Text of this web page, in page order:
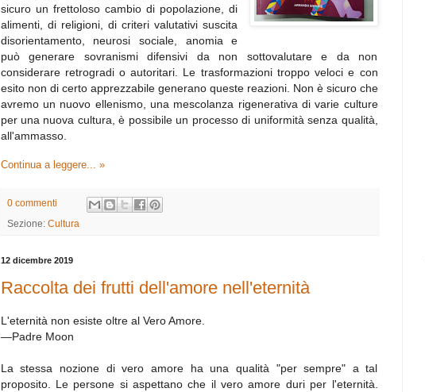
sicuro un frettoloso cambio di popolazione, di
alimenti, di religioni, di criteri valutativi suscita
disorientamento, neurosi sociale, anomia e
può generare sovranismi difensivi da non sottovalutare e da non
considerare retrogradi o autoritari. Le trasformazioni troppo veloci e con
esito non di certo apprezzabile generano queste reazioni. Non è sicuro che
avremo un nuovo ellenismo, una mescolanza rigenerativa di varie culture
per una nuova cultura, è possibile un processo di uniformità senza qualità,
all'ammasso.
Continua a leggere... »
0 commenti
Sezione: Cultura
12 dicembre 2019
Raccolta dei frutti dell'amore nell'eternità
L'eternità non esiste oltre al Vero Amore.
—Padre Moon
La stessa nozione di vero amore ha una qualità "per sempre" a tal
proposito. Le persone si aspettano che il vero amore duri per l'eternità.